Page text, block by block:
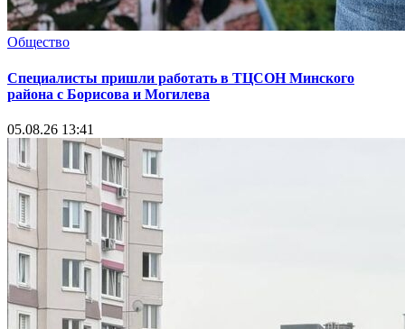
Общество
Специалисты пришли работать в ТЦСОН Минского
района с Борисова и Могилева
05.08.26 13:41